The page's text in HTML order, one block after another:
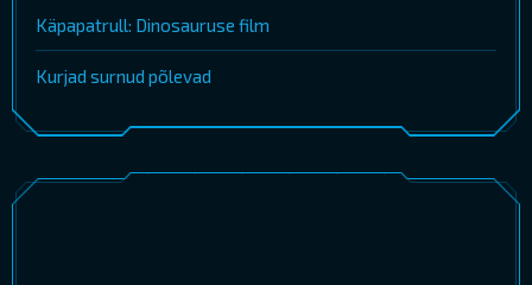
Käpapatrull: Dinosauruse film
Kurjad surnud põlevad